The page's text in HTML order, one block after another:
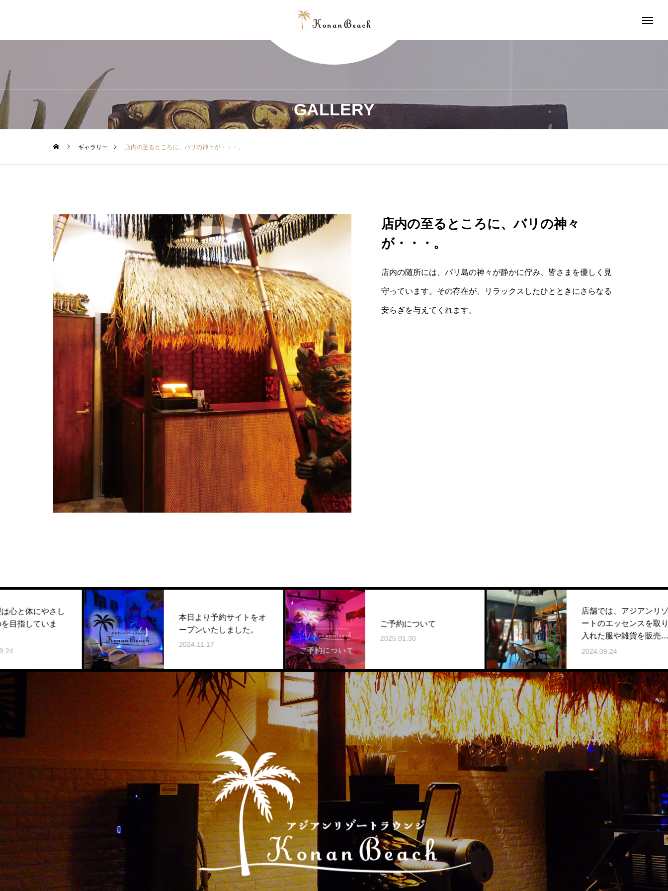
GALLERY
ギャラリー 店内の至るところに、バリの神々が・・・。
店内の至るところに、バリの神々
が・・・。
店内の随所には、バリ島の神々が静かに佇み、皆さまを優しく見
守っています。その存在が、リラックスしたひとときにさらなる
安らぎを与えてくれます。
し
本日より予約サイトをオ
ープンいたしました。
2024.11.17
ご予約について
2025.01.30
店舗では、アジアンリゾ
ートのエッセンスを取り
入れた服や雑貨を販売い
たします。
2024.09.24